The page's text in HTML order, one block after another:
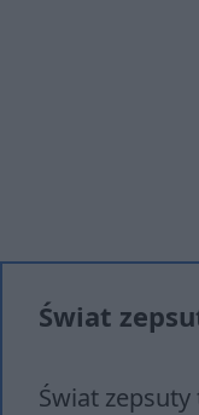
Świat
Świat